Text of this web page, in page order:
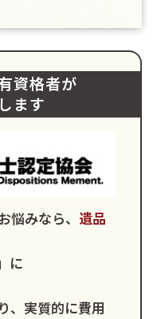
資格者が
ます
悩みなら、 遺品
に
、 実質的に費用